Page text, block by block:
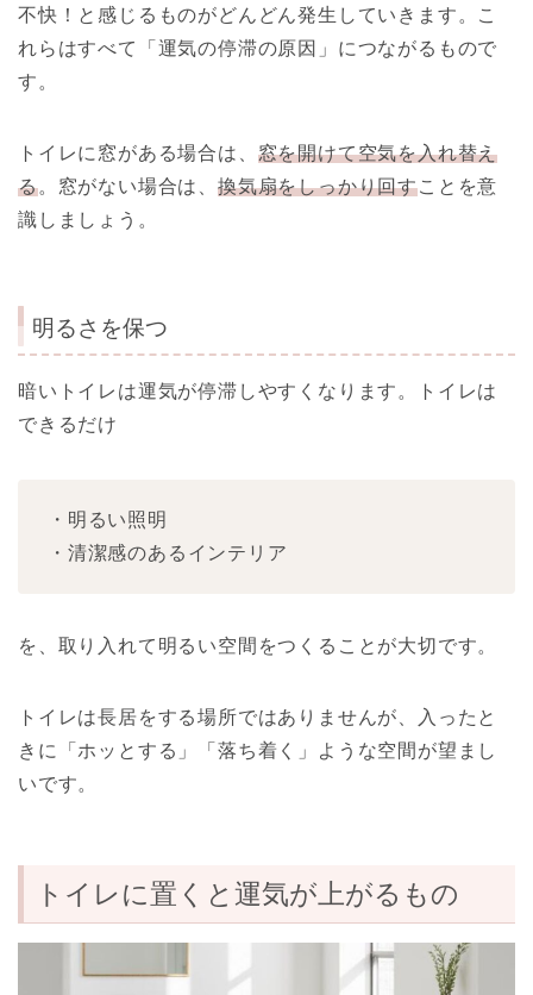
不快！と感じるものがどんどん発生していきます。こ
れらはすべて「運気の停滞の原因」につながるもので
す。
トイレに窓がある場合は、 窓を開けて空気を入れ替え
る。窓がない場合は、換気扇をしっかり回すことを意
識しましょう。
明るさを保つ
暗いトイレは運気が停滞しやすくなります。トイレは
できるだけ
・明るい照明
・清潔感のあるインテリア
を、取り入れて明るい空間をつくることが大切です。
トイレは長居をする場所ではありませんが、入ったと
きに「ホッとする」「落ち着く」ような空間が望まし
いです。
トイレに置くと運気が上がるもの